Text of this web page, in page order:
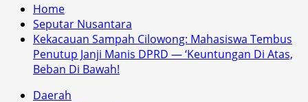
Home
Seputar Nusantara
Kekacauan Sampah Cilowong: Mahasiswa Tembus
Penutup Janji Manis DPRD — ‘Keuntungan Di Atas,
Beban Di Bawah!
Daerah